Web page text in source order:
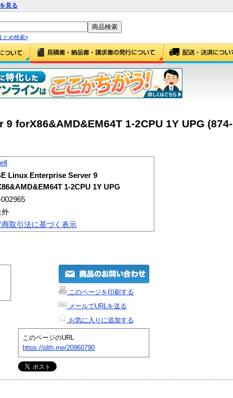
見る
とめ検索»
forX86&AMD&EM64T 1-2CPU 1Y UPG (874-
Linux Enterprise Server 9
1-2CPU 1Y UPG
外
商取引法に基づく表示
このページを印刷する
メールでURLを送る
お気に入りに追加する
このページのURL
https://plth.me/20960790